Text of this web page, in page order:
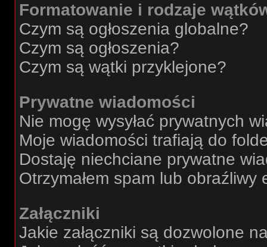
Formatowanie i rodzaje
Czym są ogłoszenia globalne?
Czym są ogłoszenia?
Czym są wątki przyklejone?
Prywatne wiadomości
Nie mogę wysyłać prywatnych
Moje wiadomości trafiają do
Dostaję niechciane prywatne
Otrzymałem spam lub
Załączniki
Jakie załączniki są dozwolone